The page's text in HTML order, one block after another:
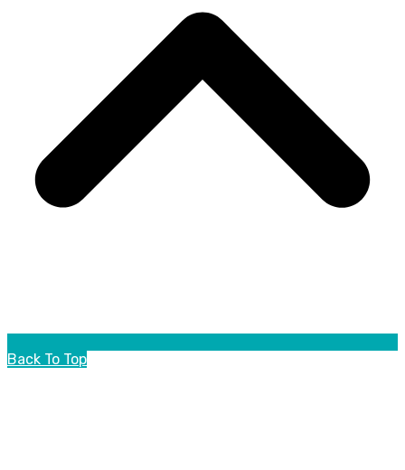
Back To Top